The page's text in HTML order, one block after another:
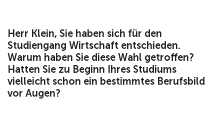
Herr Klein, Sie haben sich für den
Studiengang Wirtschaft entschieden.
Warum haben Sie diese Wahl getroffen?
Hatten Sie zu Beginn Ihres Studiums
vielleicht schon ein bestimmtes Berufsbild
vor Augen?